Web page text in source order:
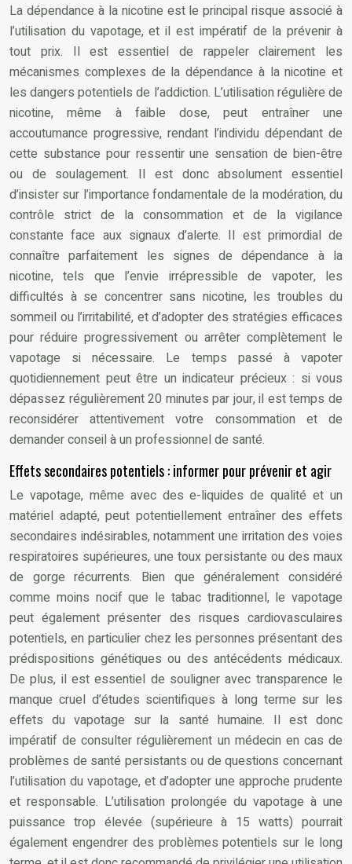
La dépendance à la nicotine est le principal risque associé à
l’utilisation du vapotage, et il est impératif de la prévenir à
tout prix. Il est essentiel de rappeler clairement les
mécanismes complexes de la dépendance à la nicotine et
les dangers potentiels de l’addiction. L’utilisation régulière de
nicotine, même à faible dose, peut entraîner une
accoutumance progressive, rendant l’individu dépendant de
cette substance pour ressentir une sensation de bien-être
ou de soulagement. Il est donc absolument essentiel
d’insister sur l’importance fondamentale de la modération, du
contrôle strict de la consommation et de la vigilance
constante face aux signaux d’alerte. Il est primordial de
connaître parfaitement les signes de dépendance à la
nicotine, tels que l’envie irrépressible de vapoter, les
difficultés à se concentrer sans nicotine, les troubles du
sommeil ou l’irritabilité, et d’adopter des stratégies efficaces
pour réduire progressivement ou arrêter complètement le
vapotage si nécessaire. Le temps passé à vapoter
quotidiennement peut être un indicateur précieux : si vous
dépassez régulièrement 20 minutes par jour, il est temps de
reconsidérer attentivement votre consommation et de
demander conseil à un professionnel de santé.
Effets secondaires potentiels : informer pour prévenir et agir
Le vapotage, même avec des e-liquides de qualité et un
matériel adapté, peut potentiellement entraîner des effets
secondaires indésirables, notamment une irritation des voies
respiratoires supérieures, une toux persistante ou des maux
de gorge récurrents. Bien que généralement considéré
comme moins nocif que le tabac traditionnel, le vapotage
peut également présenter des risques cardiovasculaires
potentiels, en particulier chez les personnes présentant des
prédispositions génétiques ou des antécédents médicaux.
De plus, il est essentiel de souligner avec transparence le
manque cruel d’études scientifiques à long terme sur les
effets du vapotage sur la santé humaine. Il est donc
impératif de consulter régulièrement un médecin en cas de
problèmes de santé persistants ou de questions concernant
l’utilisation du vapotage, et d’adopter une approche prudente
et responsable. L’utilisation prolongée du vapotage à une
puissance trop élevée (supérieure à 15 watts) pourrait
également engendrer des problèmes potentiels sur le long